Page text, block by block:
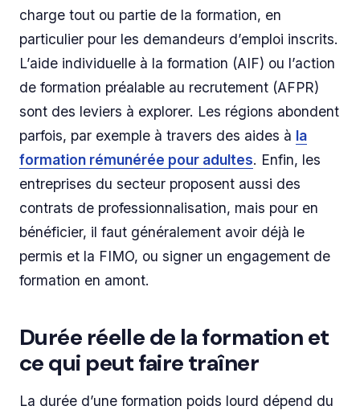
charge tout ou partie de la formation, en
particulier pour les demandeurs d’emploi inscrits.
L’aide individuelle à la formation (AIF) ou l’action
de formation préalable au recrutement (AFPR)
sont des leviers à explorer. Les régions abondent
parfois, par exemple à travers des aides à la
formation rémunérée pour adultes. Enfin, les
entreprises du secteur proposent aussi des
contrats de professionnalisation, mais pour en
bénéficier, il faut généralement avoir déjà le
permis et la FIMO, ou signer un engagement de
formation en amont.
Durée réelle de la formation et
ce qui peut faire traîner
La durée d’une formation poids lourd dépend du